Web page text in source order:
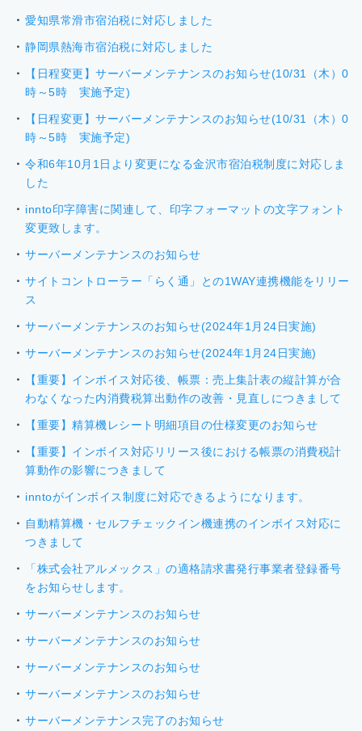
愛知県常滑市宿泊税に対応しました
静岡県熱海市宿泊税に対応しました
【日程変更】サーバーメンテナンスのお知らせ(10/31（木）0
時～5時 実施予定)
【日程変更】サーバーメンテナンスのお知らせ(10/31（木）0
時～5時 実施予定)
令和6年10月1日より変更になる金沢市宿泊税制度に対応しま
した
innto印字障害に関連して、印字フォーマットの文字フォント
変更致します。
サーバーメンテナンスのお知らせ
サイトコントローラー「らく通」との1WAY連携機能をリリー
ス
サーバーメンテナンスのお知らせ(2024年1月24日実施)
サーバーメンテナンスのお知らせ(2024年1月24日実施)
【重要】インボイス対応後、帳票：売上集計表の縦計算が合
わなくなった内消費税算出動作の改善・見直しにつきまして
【重要】精算機レシート明細項目の仕様変更のお知らせ
【重要】インボイス対応リリース後における帳票の消費税計
算動作の影響につきまして
inntoがインボイス制度に対応できるようになります。
自動精算機・セルフチェックイン機連携のインボイス対応に
つきまして
「株式会社アルメックス」の適格請求書発行事業者登録番号
をお知らせします。
サーバーメンテナンスのお知らせ
サーバーメンテナンスのお知らせ
サーバーメンテナンスのお知らせ
サーバーメンテナンスのお知らせ
サーバーメンテナンス完了のお知らせ